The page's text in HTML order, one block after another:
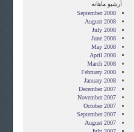
آرشیو ماهانه
September 2008
August 2008
July 2008
June 2008
May 2008
April 2008
March 2008
February 2008
January 2008
December 2007
November 2007
October 2007
September 2007
August 2007